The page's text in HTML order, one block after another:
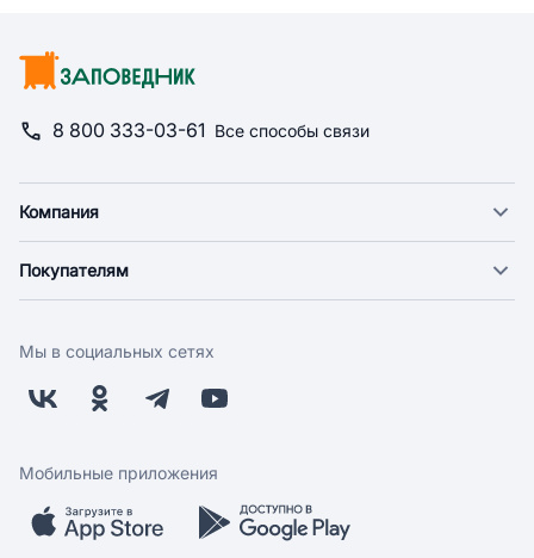
8 800 333-03-61 Все способы связи
Компания
Новости
Поставщикам
Заводчикам
Обратная связь
Покупателям
Оплата
Бонусная программа
Скидки и акции
Мобильное приложение
Мы в социальных сетях
Мобильные приложения